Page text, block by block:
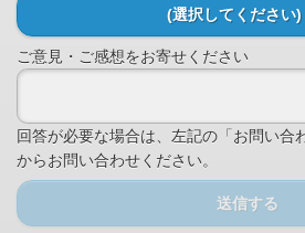
(選択してください)
ご意見・ご感想をお寄せください
回答が必要な場合は、左記の「お問い合
からお問い合わせください。
送信する